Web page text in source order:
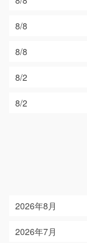
8/8
8/8
8/2
8/2
2026年8月
2026年7月